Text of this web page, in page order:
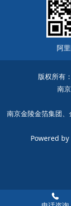
阿
版权所有
南
南京金陵金箔集团
Powered by